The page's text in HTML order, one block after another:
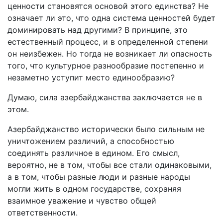
ценности становятся основой этого единства? Не
означает ли это, что одна система ценностей будет
доминировать над другими? В принципе, это
естественный процесс, и в определенной степени
он неизбежен. Но тогда не возникает ли опасность
того, что культурное разнообразие постепенно и
незаметно уступит место единообразию?
Думаю, сила азербайджанства заключается не в
этом.
Азербайджанство исторически было сильным не
уничтожением различий, а способностью
соединять различное в едином. Его смысл,
вероятно, не в том, чтобы все стали одинаковыми,
а в том, чтобы разные люди и разные народы
могли жить в одном государстве, сохраняя
взаимное уважение и чувство общей
ответственности.